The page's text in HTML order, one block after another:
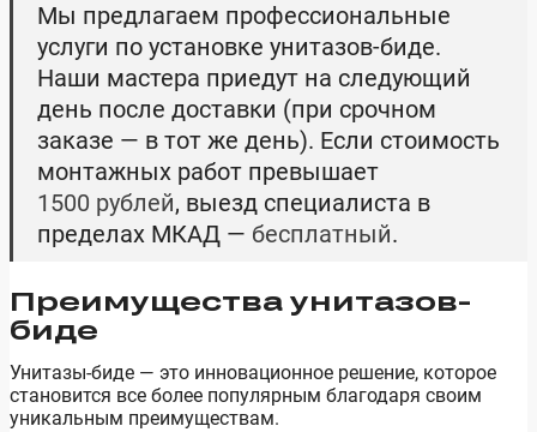
Мы предлагаем профессиональные
услуги по установке унитазов-биде.
Наши мастера приедут на следующий
день после доставки (при срочном
заказе — в тот же день). Если стоимость
монтажных работ превышает
1500 рублей, выезд специалиста в
пределах МКАД — бесплатный.
Преимущества унитазов-
биде
Унитазы-биде — это инновационное решение, которое
становится все более популярным благодаря своим
уникальным преимуществам.